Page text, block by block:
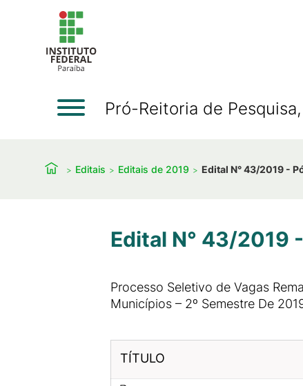
Pró-Reitoria de
Editais Editais de 2019 Edital N° 43/2019 -
Edital N° 43/2019
Processo Seletivo de Vagas
Municípios – 2º Semestre De
TÍTULO